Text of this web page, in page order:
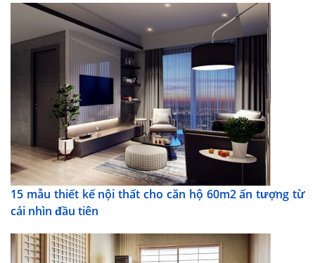
15 mẫu thiết kế nội thất cho căn hộ 60m2 ấn tượng từ
cái nhìn đầu tiên